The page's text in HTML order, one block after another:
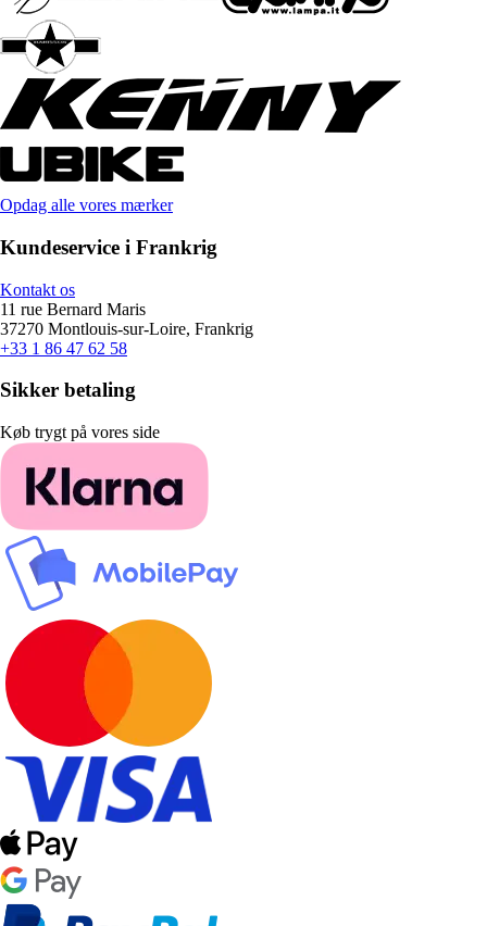
Opdag alle vores mærker
Kundeservice i Frankrig
Kontakt os
11 rue Bernard Maris
37270 Montlouis-sur-Loire, Frankrig
+33 1 86 47 62 58
Sikker betaling
Køb trygt på vores side